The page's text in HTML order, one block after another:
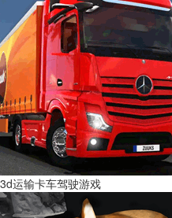
3d运输卡车驾驶游戏